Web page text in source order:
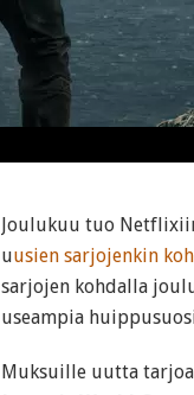
Joulukuu tuo
uusien sarjojenkin
sarjojen kohdalla
useampia
Muksuille uutta